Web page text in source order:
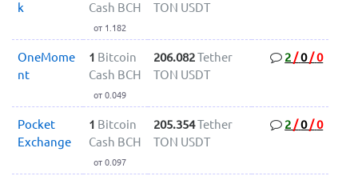
k
Cash BCH
от 1.182
TON USDT
OneMome
nt
1 Bitcoin
Cash BCH
от 0.049
206.082Tether
TON USDT
2/0/0
Pocket
Exchange
1 Bitcoin
Cash BCH
от 0.097
205.354Tether
TON USDT
2/0/0